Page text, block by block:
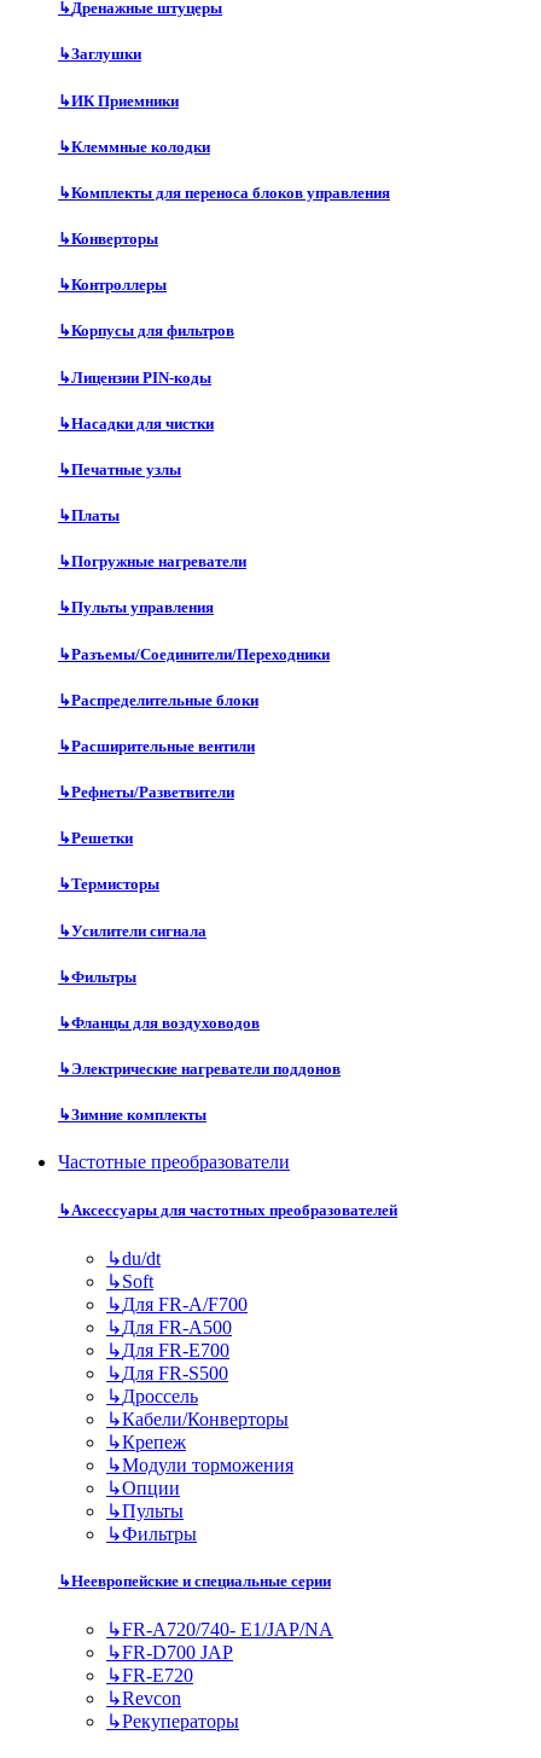
↳Дренажные штуцеры
↳Заглушки
↳ИК Приемники
↳Клеммные колодки
↳Комплекты для переноса блоков управления
↳Конверторы
↳Контроллеры
↳Корпусы для фильтров
↳Лицензии PIN-коды
↳Насадки для чистки
↳Печатные узлы
↳Платы
↳Погружные нагреватели
↳Пульты управления
↳Разъемы/Соединители/Переходники
↳Распределительные блоки
↳Расширительные вентили
↳Рефнеты/Разветвители
↳Решетки
↳Термисторы
↳Усилители сигнала
↳Фильтры
↳Фланцы для воздуховодов
↳Электрические нагреватели поддонов
↳Зимние комплекты
Частотные преобразователи
↳Аксессуары для частотных преобразователей
↳du/dt
↳Soft
↳Для FR-A/F700
↳Для FR-A500
↳Для FR-E700
↳Для FR-S500
↳Дроссель
↳Кабели/Конверторы
↳Крепеж
↳Модули торможения
↳Опции
↳Пульты
↳Фильтры
↳Неевропейские и специальные серии
↳FR-A720/740- E1/JAP/NA
↳FR-D700 JAP
↳FR-E720
↳Revcon
↳Рекуператоры